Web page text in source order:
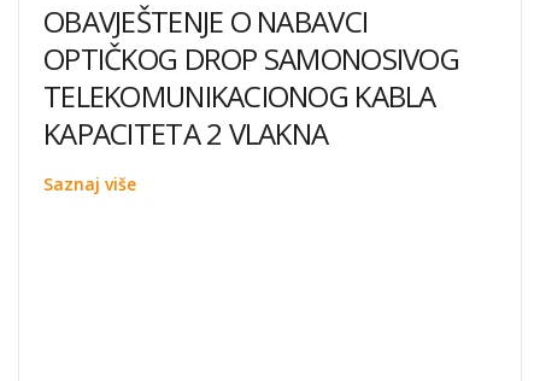
OBAVJEŠTENJE O NABAVCI
OPTIČKOG DROP SAMONOSIVOG
TELEKOMUNIKACIONOG KABLA
KAPACITETA 2 VLAKNA
Saznaj više